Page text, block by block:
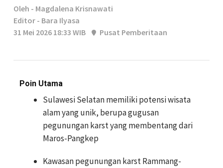
Oleh - Magdalena Krisnawati
Editor - Bara Ilyasa
31 Mei 2026 18:33 WIB
Pusat Pemberitaan
Poin Utama
Sulawesi Selatan memiliki potensi wisata
alam yang unik, berupa gugusan
pegunungan karst yang membentang dari
Maros-Pangkep
Kawasan pegunungan karst Rammang-